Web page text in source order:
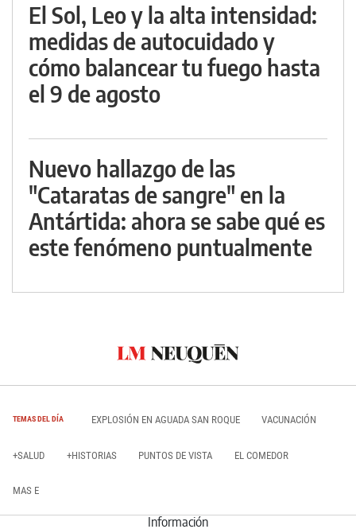
El Sol, Leo y la alta intensidad:
medidas de autocuidado y
cómo balancear tu fuego hasta
el 9 de agosto
Nuevo hallazgo de las
"Cataratas de sangre" en la
Antártida: ahora se sabe qué es
este fenómeno puntualmente
TEMAS DEL DÍA EXPLOSIÓN EN AGUADA SAN ROQUE VACUNACIÓN
+SALUD +HISTORIAS PUNTOS DE VISTA EL COMEDOR
MAS E
Información